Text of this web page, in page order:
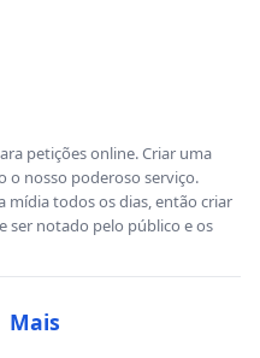
petições online. Criar uma
o nosso poderoso serviço.
mídia todos os dias, então criar
ser notado pelo público e os
Mais